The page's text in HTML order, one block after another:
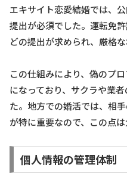
エキサイト恋愛結婚では、
提出が必須でした。運転免
どの提出が求められ、厳格
この仕組みにより、偽のプ
になっており、サクラや業
た。地方での婚活では、相
が特に重要なので、この点
個人情報の管理体制